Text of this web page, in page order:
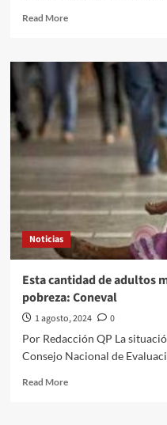
Read MoreRead
Semilleros
Creativos
cabo
Tengo
de
México
“Voces
de
comunidad”
Noticias
Esta cantidad de adultos
pobreza: Coneval
1 agosto, 2024
0
Por Redacción QP La
Consejo Nacional de
Read MoreRead